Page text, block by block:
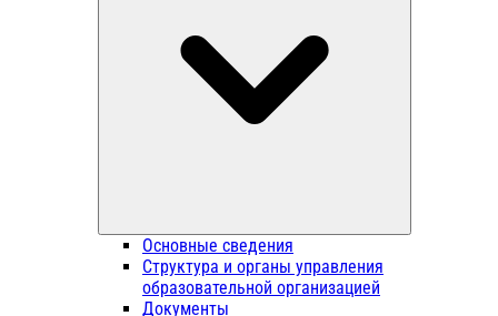
Основные сведения
Структура и органы управления
образовательной организацией
Документы